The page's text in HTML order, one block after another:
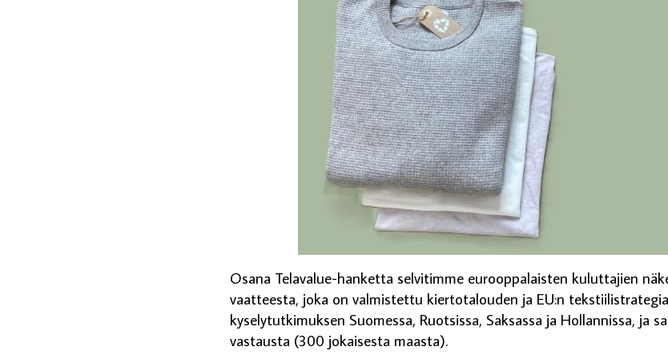
Osana Telavalue-hanketta selvitimme eurooppalaisten kuluttajien
vaatteesta, joka on valmistettu kiertotalouden ja EU:n
kyselytutkimuksen Suomessa, Ruotsissa, Saksassa ja Hollannissa, ja
vastausta (300 jokaisesta maasta).